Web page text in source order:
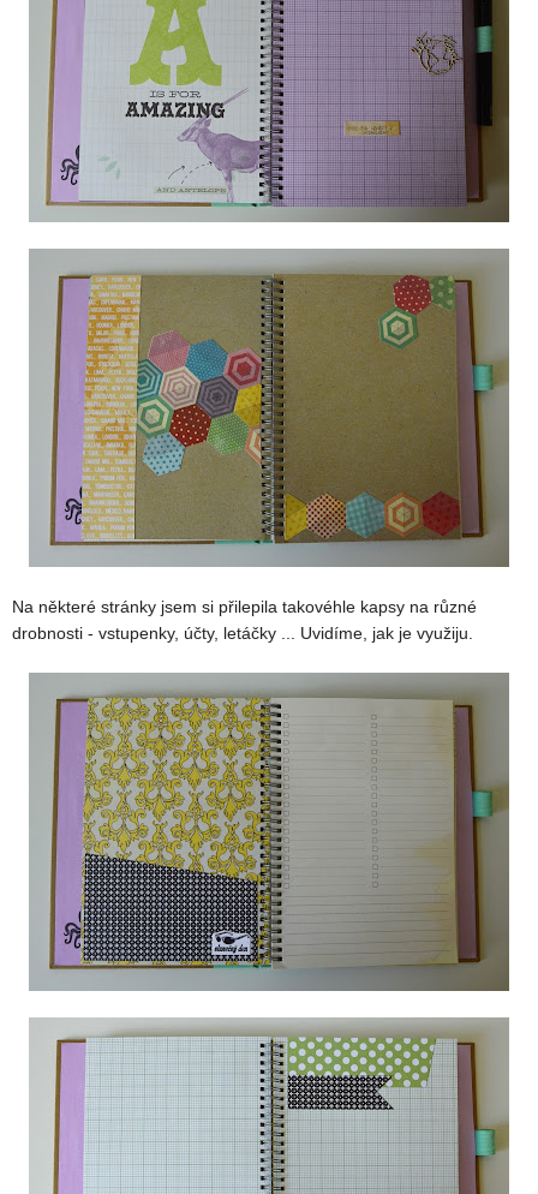
Na některé stránky jsem si přilepila takovéhle kapsy na různé
drobnosti - vstupenky, účty, letáčky ... Uvidíme, jak je využiju.